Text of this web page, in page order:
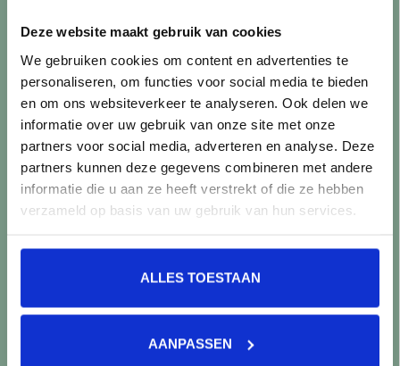
Deze website maakt gebruik van cookies
We gebruiken cookies om content en advertenties te
personaliseren, om functies voor social media te bieden
en om ons websiteverkeer te analyseren. Ook delen we
informatie over uw gebruik van onze site met onze
partners voor social media, adverteren en analyse. Deze
partners kunnen deze gegevens combineren met andere
informatie die u aan ze heeft verstrekt of die ze hebben
verzameld op basis van uw gebruik van hun services.
ALLES TOESTAAN
AANPASSEN
Privacy Policy
Producten
Alle producten
Nieuwe producten
Aanbiedingen
Merken
Tags
Mijn bestellingen